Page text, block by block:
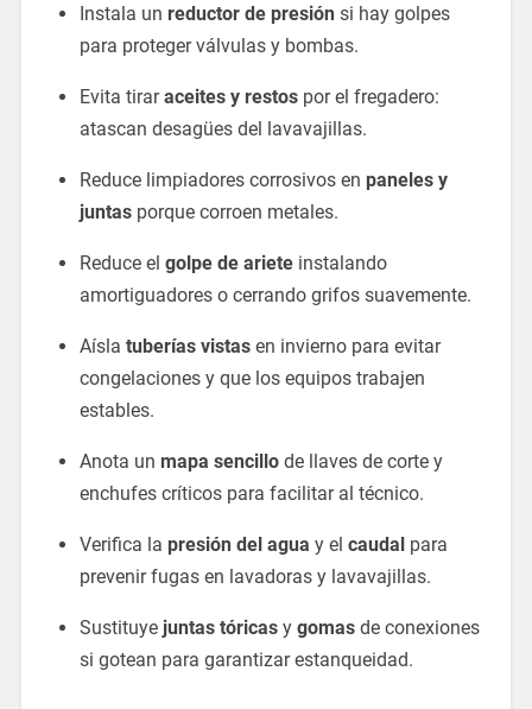
Instala un reductor de presiónsi hay golpes
para proteger válvulas y bombas.
Evita tiraraceites y restospor el fregadero:
atascan desagües del lavavajillas.
Reduce limpiadores corrosivos en paneles y
juntasporque corroen metales.
Reduce el golpe de arieteinstalando
amortiguadores o cerrando grifos suavemente.
Aísla tuberías vistasen invierno para evitar
congelaciones y que los equipos trabajen
estables.
Anota un mapa sencillode llaves de corte y
enchufes críticos para facilitar al técnico.
Verifica la presión del agua y el caudalpara
prevenir fugas en lavadoras y lavavajillas.
Sustituye juntas tóricasy gomasde conexiones
si gotean para garantizar estanqueidad.